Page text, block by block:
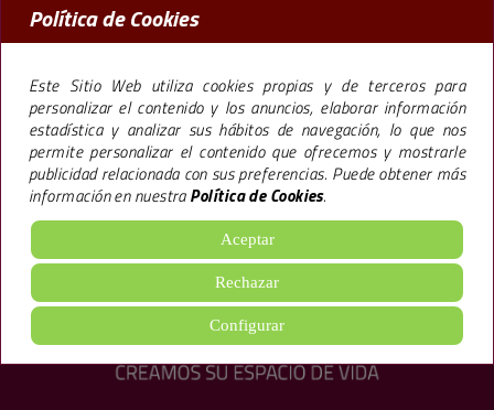
MADRID:91 456 09 97
BARCELONA: 93 238 50 77
La marca Premier,especializada en la promoción de pisos en Madrid y
Barcelona , lleva más de 40 años trabajando bajo una filosofía empresarial que le
ha llevado a construir más de 65.000 viviendas y 600.000 m2 de oficinas, hoteles y
locales ofreciendoexcelentes calidades , todo ello, siguiendo un sistema degestión
de Calidad Medioambiental
aviso legal·política de cookies·Configuración de cookies·
política de privacidad
Política de Cookies
Este Sitio Web utiliza cookies propias y de terceros para
personalizar el contenido y los anuncios, elaborar información
estadística y analizar sus hábitos de navegación, lo que nos
permite personalizar el contenido que ofrecemos y mostrarle
publicidad relacionada con sus preferencias. Puede obtener más
información en nuestraPolítica de Cookies.
Aceptar
Rechazar
Configurar